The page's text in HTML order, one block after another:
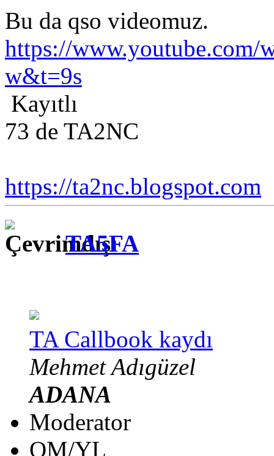
Bu da qso videomuz.
https://www.youtube.com/
w&t=9s
Kayıtlı
73 de TA2NC
https://ta2nc.blogspot.com
TA5FA
TA Callbook kaydı
Mehmet Adıgüzel
ADANA
Moderator
OM/YL